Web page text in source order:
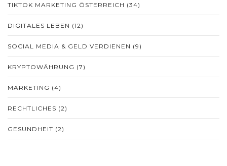
TIKTOK MARKETING ÖSTERREICH (34)
DIGITALES LEBEN (12)
SOCIAL MEDIA & GELD VERDIENEN (9)
KRYPTOWÄHRUNG (7)
MARKETING (4)
RECHTLICHES (2)
GESUNDHEIT (2)